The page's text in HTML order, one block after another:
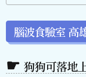
腦波食驗室 高
狗狗可落地